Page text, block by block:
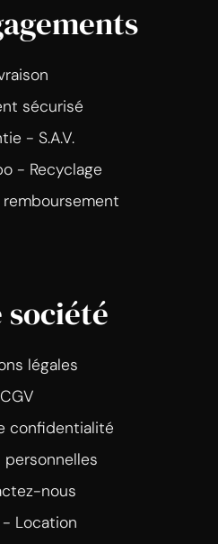
sécurisé
- S.A.V.
- Recyclage
remboursement
société
légales
CGV
confidentialité
personnelles
nous
- Location